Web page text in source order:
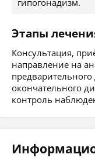
гипогонадизм.
Этапы
Консультация,
направление на
предварительного
окончательного
контроль